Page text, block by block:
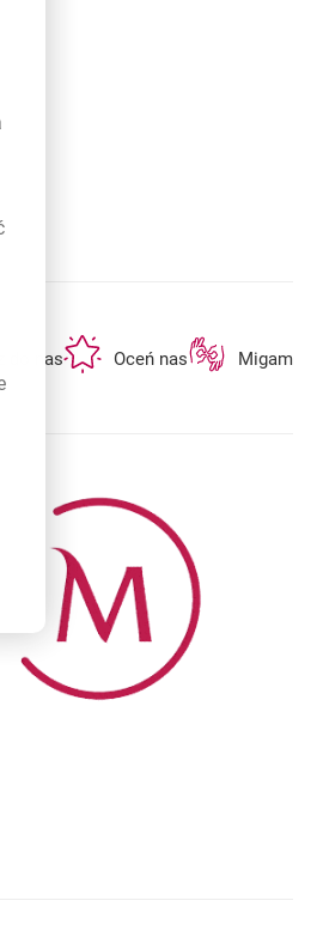
nowej karcie
do nasotwiera się w nowej karcie
Oceń nasotwiera się w
Migam